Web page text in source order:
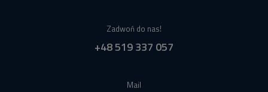
Zadwoń do nas!
+48 519 337 057
Mail